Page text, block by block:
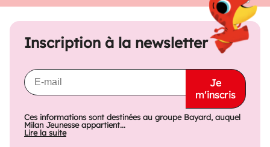
Inscription à la newsletter
Je
m'inscris
Ces informations sont destinées au groupe Bayard, auquel
Milan Jeunesse appartient...
Lire la suite